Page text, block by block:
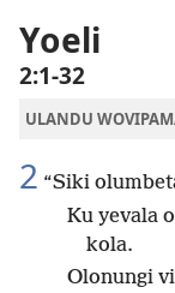
Yoeli
2:1-32
ULANDU
2 “Siki
Ku yevala
kola.
Olonungi